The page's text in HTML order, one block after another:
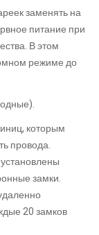
заменять на
питание при
В этом
режиме до
которым
провода.
замки.
20 замков